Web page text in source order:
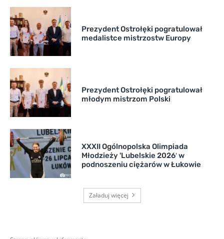
Prezydent Ostrołęki pogratulował
medalistce mistrzostw Europy
Prezydent Ostrołęki pogratulował
młodym mistrzom Polski
XXXII Ogólnopolska Olimpiada
Młodzieży 'Lubelskie 2026′ w
podnoszeniu ciężarów w Łukowie
Załaduj więcej